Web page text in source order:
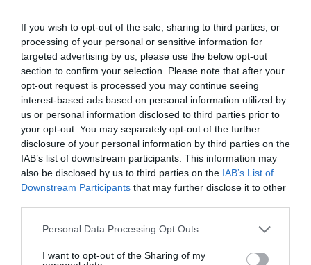
If you wish to opt-out of the sale, sharing to third parties, or
processing of your personal or sensitive information for
targeted advertising by us, please use the below opt-out
section to confirm your selection. Please note that after your
opt-out request is processed you may continue seeing
interest-based ads based on personal information utilized by
us or personal information disclosed to third parties prior to
your opt-out. You may separately opt-out of the further
disclosure of your personal information by third parties on the
IAB’s list of downstream participants. This information may
also be disclosed by us to third parties on the IAB’s List of
Downstream Participants that may further disclose it to other
Personal Data Processing Opt Outs
I want to opt-out of the Sharing of my